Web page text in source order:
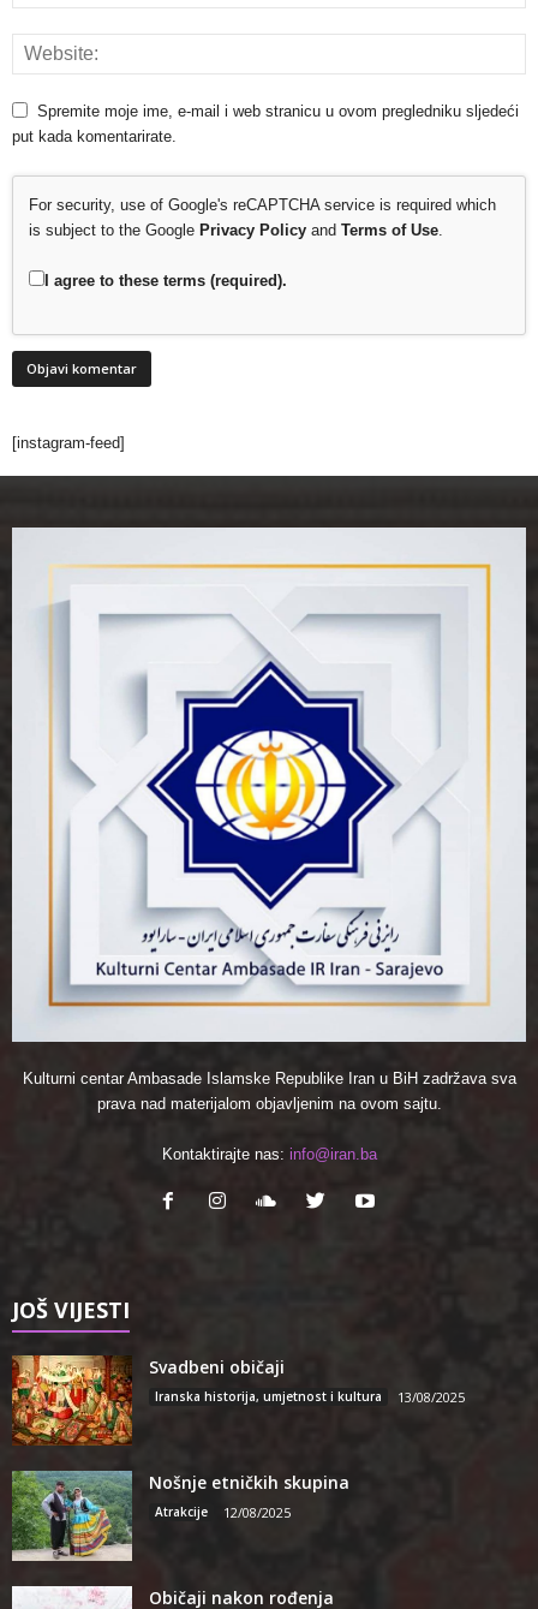
Spremite moje ime, e-mail i web stranicu u ovom pregledniku sljedeći
put kada komentarirate.
For security, use of Google's reCAPTCHA service is required which
is subject to the Google Privacy Policy and Terms of Use.
I agree to these terms (required).
[instagram-feed]
Kulturni centar Ambasade Islamske Republike Iran u BiH zadržava sva
prava nad materijalom objavljenim na ovom sajtu.
Kontaktirajte nas: info@iran.ba
JOŠ VIJESTI
Svadbeni običaji
Iranska historija, umjetnost i kultura 13/08/2025
Nošnje etničkih skupina
Atrakcije 12/08/2025
Običaji nakon rođenja